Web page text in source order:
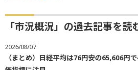
「市況概況」の過去記事を読
2026/08/07
（まとめ）日経平均は76円安の65,606円